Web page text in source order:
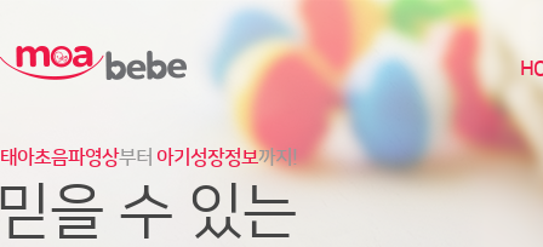
태아초음파영상부터 아기성장정보까지!
을 수 있는